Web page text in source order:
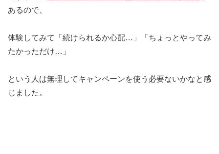
あるので、
体験してみて「続けられるか心配…」「ちょっとやってみ
たかっただけ…」
という人は無理してキャンペーンを使う必要ないかなと感
じました。